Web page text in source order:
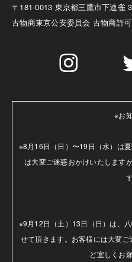
〒181-0013 東京都三鷹市下連雀
古物商東京公安委員会 古物商許
※お
※8月16日（日）〜19日（水）は
は大変ご迷惑おかけいたします
※9月12日（土）13日（日）は、
せて頂きます。お客様には大変
ど宜しくお